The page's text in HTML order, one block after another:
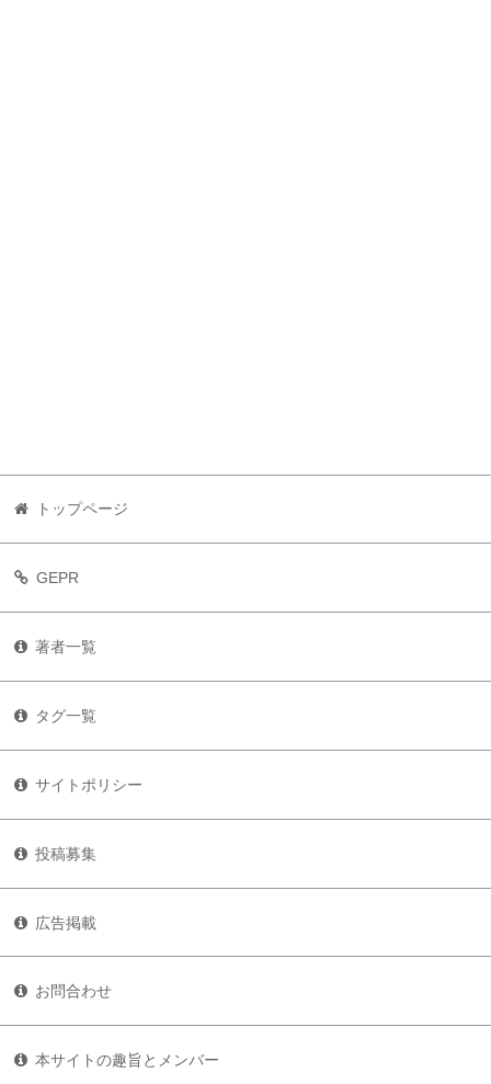
トップページ
GEPR
著者一覧
タグ一覧
サイトポリシー
投稿募集
広告掲載
お問合わせ
本サイトの趣旨とメンバー